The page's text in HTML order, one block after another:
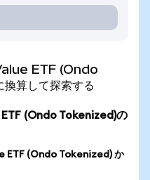
ETF (Ondo
算して探索する
(Ondo Tokenized)の
ETF (Ondo Tokenized) か